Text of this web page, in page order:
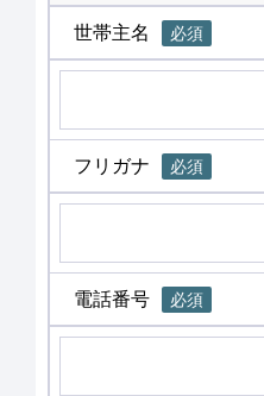
世帯主名 必須
フリガナ 必須
電話番号 必須